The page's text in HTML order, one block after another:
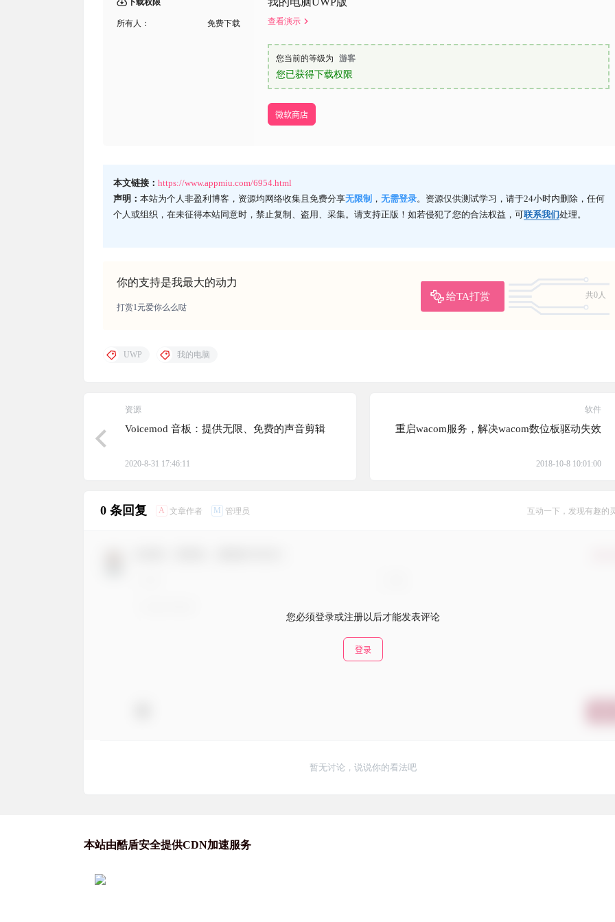
下载权限
所有人： 免费下载 查看演示
您当前的等级为 游客
您已获得下载权限
微软商店
本文链接： https://www.appmiu.com/6954.html
声明： 本站为个人非盈利博客，资源均网络收集且免费分享无限制 ， 无需登录。资源仅供测试学习，请于24小时内删除，任何
个人或组织，在未征得本站同意时，禁止复制、盗用、采集。请支持正版！如若侵犯了您的合法权益，可联系我们处理。
你的支持是我最大的动力
给TA打赏
共0人
打赏1元爱你么么哒
UWP 我的电脑
资源
Voicemod 音板：提供无限、免费的声音剪辑
2020-8-31 17:46:11
软件
重启wacom服务，解决wacom数位板驱动失效
2018-10-8 10:01:00
0 条回复 A 文章作者 M 管理员 互动一下，发现有趣的
您必须登录或注册以后才能发表评论
登录
暂无讨论，说说你的看法吧
本站由酷盾安全提供CDN加速服务